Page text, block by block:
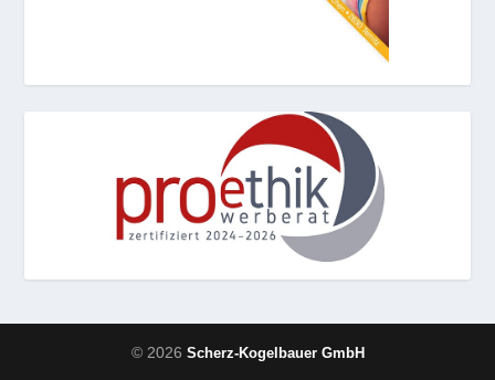
© 2026 Scherz-Kogelbauer GmbH